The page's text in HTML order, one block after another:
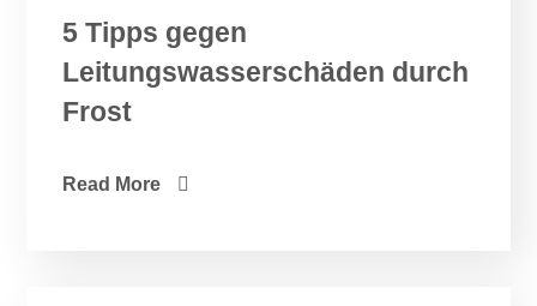
5 Tipps gegen
Leitungswasserschäden durch
Frost
Read More